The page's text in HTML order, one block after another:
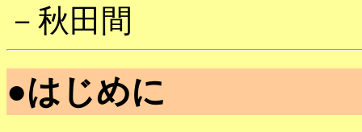
－秋田間
●はじめに